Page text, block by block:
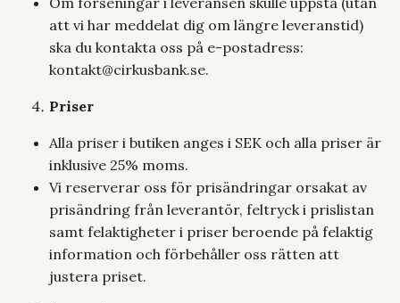
att vi har meddelat dig om längre leveranstid)
ska du kontakta oss på e-postadress:
kontakt@cirkusbank.se.
Priser
Alla priser i butiken anges i SEK och alla priser är
inklusive 25% moms.
Vi reserverar oss för prisändringar orsakat av
prisändring från leverantör, feltryck i prislistan
samt felaktigheter i priser beroende på felaktig
information och förbehåller oss rätten att
justera priset.